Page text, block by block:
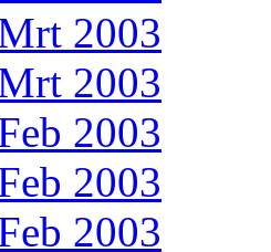
2003
2003
2003
2003
2003